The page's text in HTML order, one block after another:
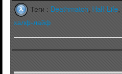
Теги : Deathmatch Half-Life,
халф-лайф